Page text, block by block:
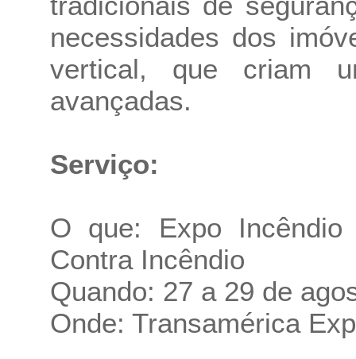
necessidades dos
vertical, que criam
avançadas.
Serviço:
O que: Expo
Contra Incêndio
Quando: 27 a 29 de
Onde: Transamérica